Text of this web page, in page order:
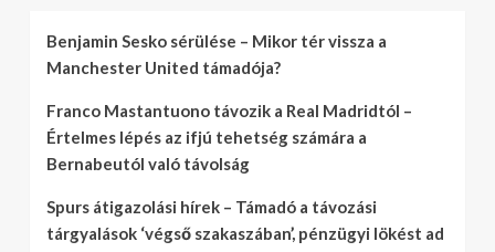
Benjamin Sesko sérülése – Mikor tér vissza a
Manchester United támadója?
Franco Mastantuono távozik a Real Madridtól –
Értelmes lépés az ifjú tehetség számára a
Bernabeutól való távolság
Spurs átigazolási hírek – Támadó a távozási
tárgyalások ‘végső szakaszában’, pénzügyi lökést ad